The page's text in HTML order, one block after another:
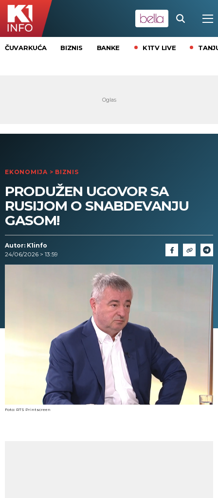
ČUVARKUĆA BIZNIS BANKE K1TV LIVE
EKONOMIJA > BIZNIS
PRODUŽEN UGOVOR SA
RUSIJOM O SNABDEVANJU
GASOM!
Autor: K1info
24/06/2026 > 13:59
Foto: RTS Printscreen